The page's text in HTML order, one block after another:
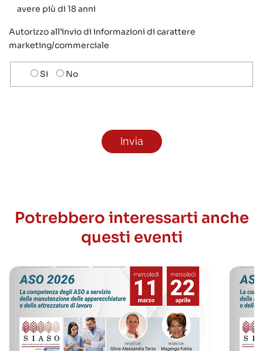
avere più di 18 anni
Autorizzo all’invio di informazioni di carattere
marketing/commerciale
Scelta
invio
Si No
Potrebbero interessarti anche
questi eventi